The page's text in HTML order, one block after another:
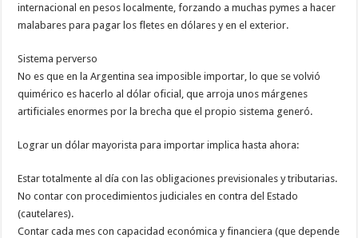
internacional en pesos localmente, forzando a muchas pymes a hacer
malabares para pagar los fletes en dólares y en el exterior.
Sistema perverso
No es que en la Argentina sea imposible importar, lo que se volvió
quimérico es hacerlo al dólar oficial, que arroja unos márgenes
artificiales enormes por la brecha que el propio sistema generó.
Lograr un dólar mayorista para importar implica hasta ahora:
Estar totalmente al día con las obligaciones previsionales y tributarias.
No contar con procedimientos judiciales en contra del Estado
(cautelares).
Contar cada mes con capacidad económica y financiera (que depende